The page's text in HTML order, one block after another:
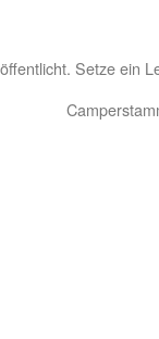
Setze ein